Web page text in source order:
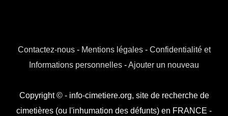
Contactez-nous- Mentions légales- Confidentialité et
Informations personnelles -Ajouter un nouveau
Copyright © - info-cimetiere.org, site de recherche de
cimetières (ou l'inhumation des défunts) en FRANCE -